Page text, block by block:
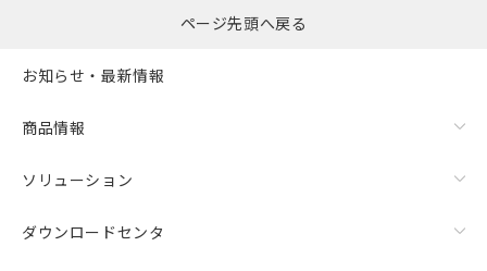
ページ先頭へ戻る
お知らせ・最新情報
商品情報
ソリューション
ダウンロードセンタ